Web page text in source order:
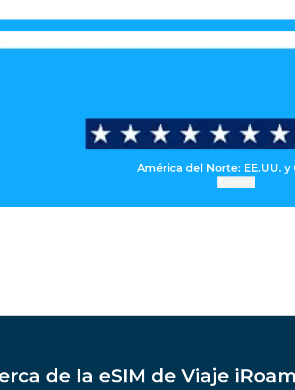
América del Norte: EE.UU. y
de la eSIM de Viaje